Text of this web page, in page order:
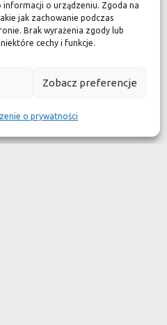
o urządzeniu. Zgoda na
jak zachowanie podczas
Brak wyrażenia zgody lub
cechy i funkcje.
Zobacz preferencje
o prywatności